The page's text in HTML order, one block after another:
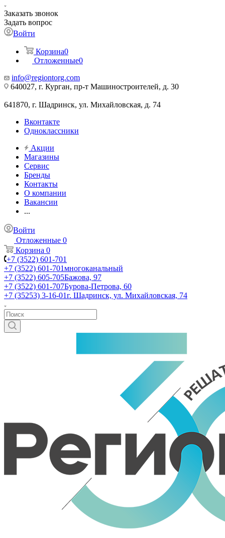
Заказать звонок
Задать вопрос
Войти
Корзина0
Отложенные0
info@regiontorg.com
640027, г. Курган, пр-т Машиностроителей, д. 30
641870, г. Шадринск, ул. Михайловская, д. 74
Вконтакте
Одноклассники
Акции
Магазины
Сервис
Бренды
Контакты
О компании
Вакансии
...
Войти
Отложенные 0
Корзина 0
+7 (3522) 601-701
+7 (3522) 601-701многоканальный
+7 (3522) 605-705Бажова, 97
+7 (3522) 601-707Бурова-Петрова, 60
+7 (35253) 3-16-01г. Шадринск, ул. Михайловская, 74